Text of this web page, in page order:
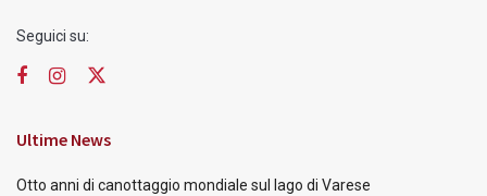
Seguici su:
Ultime News
Otto anni di canottaggio mondiale sul lago di Varese